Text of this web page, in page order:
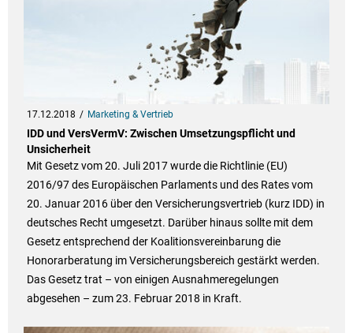
17.12.2018 Marketing & Vertrieb
IDD und VersVermV: Zwischen Umsetzungspflicht und
Unsicherheit
Mit Gesetz vom 20. Juli 2017 wurde die Richtlinie (EU)
2016/97 des Europäischen Parlaments und des Rates vom
20. Januar 2016 über den Versicherungsvertrieb (kurz IDD) in
deutsches Recht umgesetzt. Darüber hinaus sollte mit dem
Gesetz entsprechend der Koalitionsvereinbarung die
Honorarberatung im Versicherungsbereich gestärkt werden.
Das Gesetz trat – von einigen Ausnahmeregelungen
abgesehen – zum 23. Februar 2018 in Kraft.